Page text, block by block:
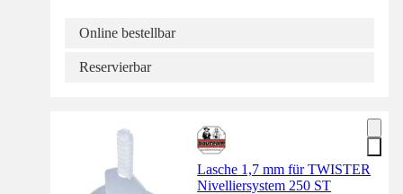
Online bestellbar
Reservierbar
Lasche 1,7 mm für TWISTER
Nivelliersystem 250 ST